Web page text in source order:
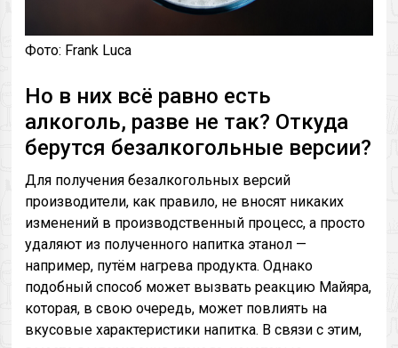
Фото: Frank Luca
Но в них всё равно есть
алкоголь, разве не так? Откуда
берутся безалкогольные версии?
Для получения безалкогольных версий
производители, как правило, не вносят никаких
изменений в производственный процесс, а просто
удаляют из полученного напитка этанол —
например, путём нагрева продукта. Однако
подобный способ может вызвать реакцию Майяра,
которая, в свою очередь, может повлиять на
вкусовые характеристики напитка. В связи с этим,